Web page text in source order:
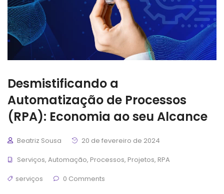
Desmistificando a
Automatização de Processos
(RPA): Economia ao seu Alcance
Beatriz Sousa
20 de fevereiro de 2024
Serviços, Automação, Processos, Projetos, RPA
serviços
0 Comments